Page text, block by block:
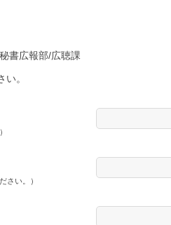
書広報部/広聴課
。
さい。）